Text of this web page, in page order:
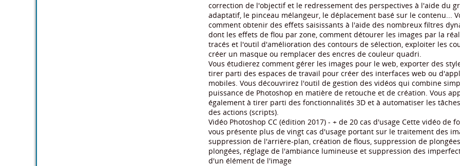
correction de l'objectif et le redressement des perspectives à l'aide du
adaptatif, le pinceau mélangeur, le déplacement basé sur le contenu...
comment obtenir des effets saisissants à l'aide des nombreux filtres
dont les effets de flou par zone, comment détourer les images par la
tracés et l'outil d'amélioration des contours de sélection, exploiter les
créer un masque ou remplacer des encres de couleur quadri.
Vous étudierez comment gérer les images pour le web, exporter des
tirer parti des espaces de travail pour créer des interfaces web ou
mobiles. Vous découvrirez l'outil de gestion des vidéos qui combine
puissance de Photoshop en matière de retouche et de création. Vous
également à tirer parti des fonctionnalités 3D et à automatiser les
des actions (scripts).
Vidéo Photoshop CC (édition 2017) - + de 20 cas d'usage Cette vidéo de
vous présente plus de vingt cas d'usage portant sur le traitement des
suppression de l'arrière-plan, création de flous, suppression de
plongées, réglage de l'ambiance lumineuse et suppression des
d'un élément de l'image